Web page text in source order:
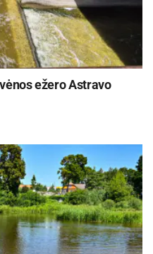
ežero Astravo